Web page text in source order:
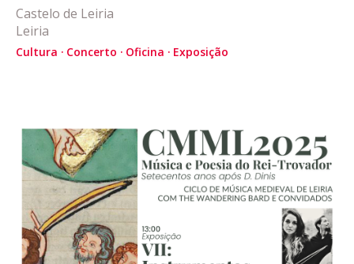
CULTURA
Castelo de Leiria
Leiria
Cultura Concerto Oficina Exposição